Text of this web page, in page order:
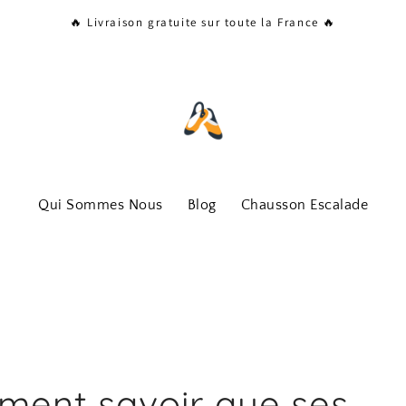
🔥 Livraison gratuite sur toute la France 🔥
Qui Sommes Nous Blog Chausson Escalade